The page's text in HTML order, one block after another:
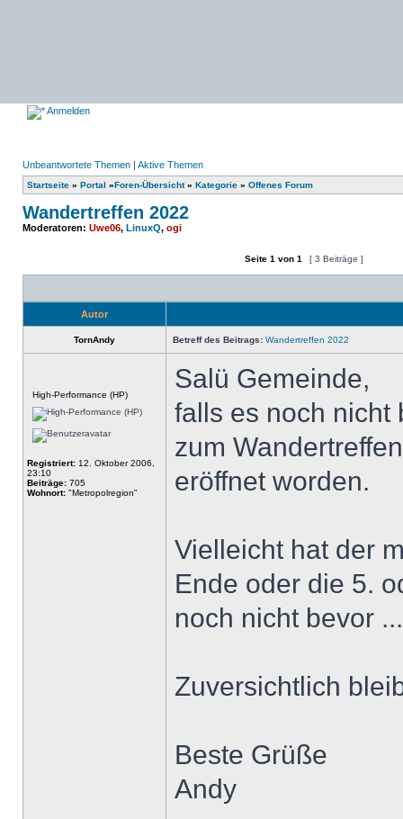
Anmelden
Unbeantwortete Themen | Aktive Themen
Startseite » Portal »Foren-Übersicht» Kategorie » Offenes Forum
Wandertreffen 2022
Moderatoren: Uwe06, LinuxQ, ogi
Ein neues Thema erstellenAuf das Thema antworten
Seite 1 von 1 [ 3 Beiträge ]
Autor
TornAndy Betreff des Beitrags: Wandertreffen 2022
High-Performance (HP)
Registriert: 12. Oktober 2006,
23:10
Beiträge: 705
Wohnort: "Metropolregion"
Salü Gemeinde,
falls es noch nicht
zum
eröffnet worden.
Vielleicht hat der
Ende oder die 5.
noch nicht bevor ...
Zuversichtlich
Beste Grüße
Andy